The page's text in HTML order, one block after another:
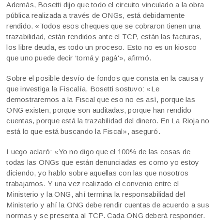
Además, Bosetti dijo que todo el circuito vinculado a la obra
pública realizada a través de ONGs, está debidamente
rendido. «Todos esos cheques que se cobraron tienen una
trazabilidad, están rendidos ante el TCP, están las facturas,
los libre deuda, es todo un proceso. Esto no es un kiosco
que uno puede decir ‘tomá y pagá'», afirmó.
Sobre el posible desvío de fondos que consta en la causa y
que investiga la Fiscalía, Bosetti sostuvo: «Le
demostraremos a la Fiscal que eso no es así, porque las
ONG existen, porque son auditadas, porque han rendido
cuentas, porque está la trazabilidad del dinero. En La Rioja no
está lo que está buscando la Fiscal», aseguró.
Luego aclaró: «Yo no digo que el 100% de las cosas de
todas las ONGs que están denunciadas es como yo estoy
diciendo, yo hablo sobre aquellas con las que nosotros
trabajamos. Y una vez realizado el convenio entre el
Ministerio y la ONG, ahí termina la responsabilidad del
Ministerio y ahí la ONG debe rendir cuentas de acuerdo a sus
normas y se presenta al TCP. Cada ONG deberá responder.